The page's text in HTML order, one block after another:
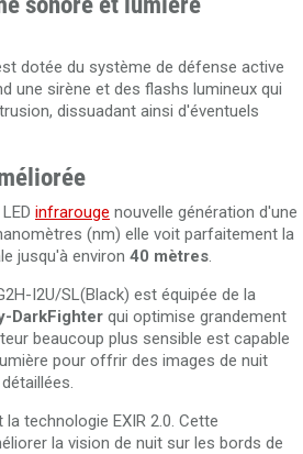
dotée du système de défense active
une sirène et des flashs lumineux qui
dissuadant ainsi d'éventuels
infrarouge nouvelle génération d'une
(nm) elle voit parfaitement la
jusqu'à environ 40 mètres.
I2U/SL(Black) est équipée de la
DarkFighter qui optimise grandement
beaucoup plus sensible est capable
pour offrir des images de nuit
technologie EXIR 2.0. Cette
la vision de nuit sur les bords de